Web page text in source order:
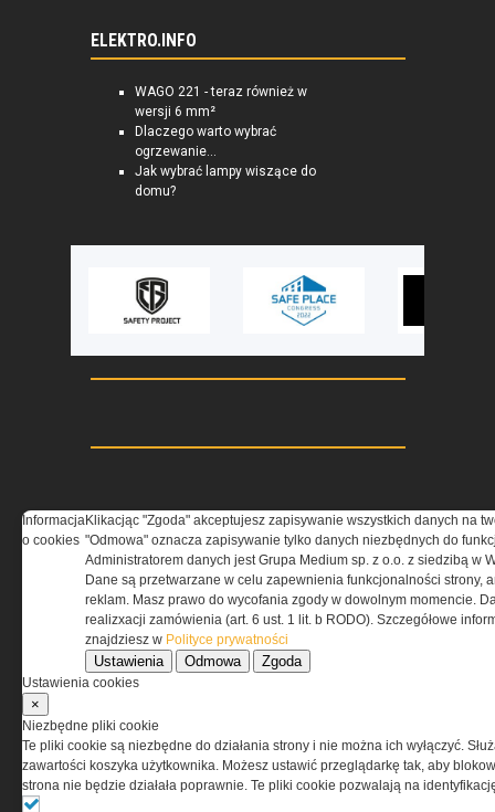
ELEKTRO.INFO
WAGO 221 - teraz również w
wersji 6 mm²
Dlaczego warto wybrać
ogrzewanie...
Jak wybrać lampy wiszące do
domu?
O NAS
Codzienne źródło informacji o taktyce, szkoleniu,
misjach bojowych, uzbrojeniu, umundurowaniu
i wyposażeniu jednostek specjalnych w kraju i na świecie.
REGULAMIN
Informacja
o cookies
Klikacjąc "Zgoda" akceptujesz zapisywanie wszystkich danych na
"Odmowa" oznacza zapisywanie tylko danych niezbędnych do
Administratorem danych jest Grupa Medium sp. z o.o. z siedzibą w
Dane są przetwarzane w celu zapewnienia funkcjonalności strony,
reklam. Masz prawo do wycofania zgody w dowolnym momencie.
realizxacji zamówienia (art. 6 ust. 1 lit. b RODO). Szczegółowe
znajdziesz w Polityce prywatności
Ustawienia Odmowa Zgoda
Ustawienia cookies
×
Niezbędne pliki cookie
Te pliki cookie są niezbędne do działania strony i nie można ich wyłączyć.
zawartości koszyka użytkownika. Możesz ustawić przeglądarkę tak, aby
strona nie będzie działała poprawnie. Te pliki cookie pozwalają na